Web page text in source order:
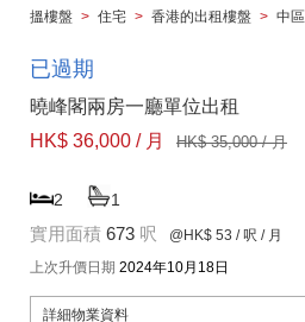
搵樓盤 > 住宅 > 香港的出租樓盤 > 中區
已過期
曉峰閣兩房一廳單位出租
HK$ 36,000 / 月
HK$ 35,000 / 月
2 1
實用面積 673 呎 @HK$ 53 / 呎 / 月
上次升價日期 2024年10月18日
詳細物業資料